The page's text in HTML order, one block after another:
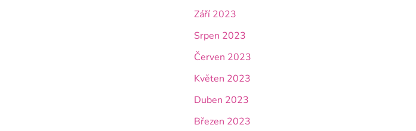
Září 2023
Srpen 2023
Červen 2023
Květen 2023
Duben 2023
Březen 2023